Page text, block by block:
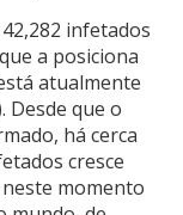
infetados
a posiciona
atualmente
Desde que o
há cerca
cresce
momento